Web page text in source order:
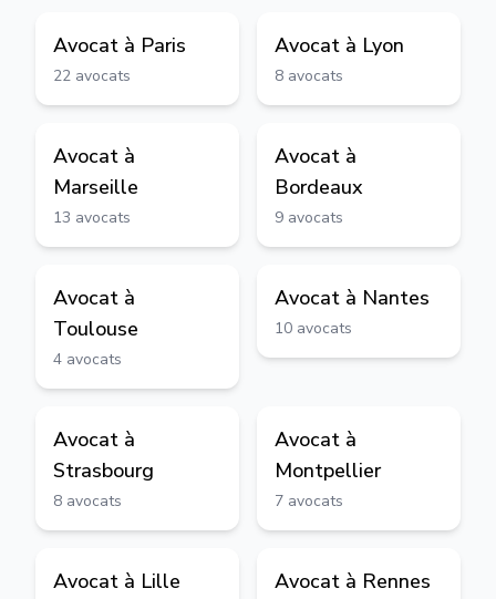
Avocat à Paris
22 avocats
Avocat à Lyon
8 avocats
Avocat à
Marseille
13 avocats
Avocat à
Bordeaux
9 avocats
Avocat à
Toulouse
4 avocats
Avocat à Nantes
10 avocats
Avocat à
Strasbourg
8 avocats
Avocat à
Montpellier
7 avocats
Avocat à Lille Avocat à Rennes